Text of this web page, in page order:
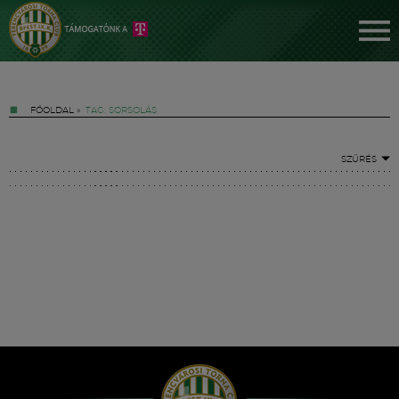
FŐOLDAL » TAG: SORSOLÁS
SZŰRÉS
Hírek